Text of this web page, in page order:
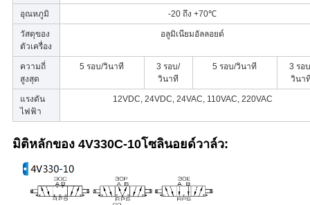
อุณหภูมิ -20 ถึง +70℃
วัสดุของ
ตัวเครื่อง
อลูมิเนียมอัลลอยด์
ความถี่
สูงสุด
5 รอบ/วินาที
3 รอบ/
วินาที
5 รอบ/วินาที
3 รอ
วินา
แรงดัน
ไฟฟ้า
12VDC, 24VDC, 24VAC, 110VAC, 220VAC
มิติหลักของ 4V330C-10โซลินอยด์วาล์ว: